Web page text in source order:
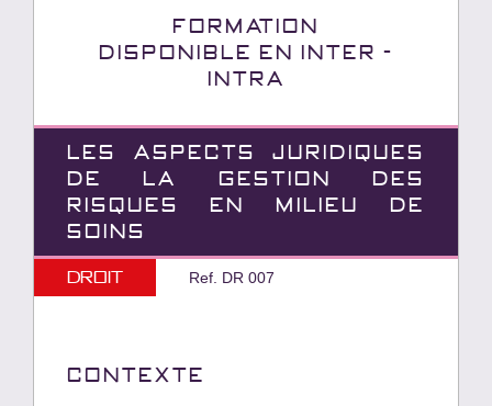
Formation
Disponible en INTER -
INTRA
LES ASPECTS JURIDIQUES
DE LA GESTION DES
RISQUES EN MILIEU DE
SOINS
Droit Ref. DR 007
CONTEXTE